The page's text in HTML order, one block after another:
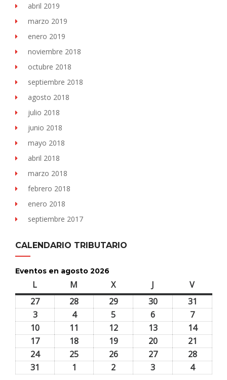
abril 2019
marzo 2019
enero 2019
noviembre 2018
octubre 2018
septiembre 2018
agosto 2018
julio 2018
junio 2018
mayo 2018
abril 2018
marzo 2018
febrero 2018
enero 2018
septiembre 2017
CALENDARIO TRIBUTARIO
Eventos en agosto 2026
L M Xmiércoles J Vviernes
2727
28 2929
2026
3030
2026
31
2026
33
agosto,
2026
44
agosto,
2026
5
agosto,
2026
6
agosto,
2026
77
agosto,
2026
10
agosto,
2026
11 1212
agosto,
2026
1313
agosto,
2026
1414
2026
1717
agosto,
18 1919
agosto,
2020
agosto,
21
agosto,
2424
25 2626
2727
2828
31 1 2 3 44